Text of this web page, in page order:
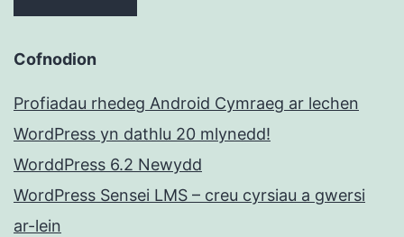
Cofnodion
Profiadau rhedeg Android Cymraeg ar lechen
WordPress yn dathlu 20 mlynedd!
WorddPress 6.2 Newydd
WordPress Sensei LMS – creu cyrsiau a gwersi
ar-lein